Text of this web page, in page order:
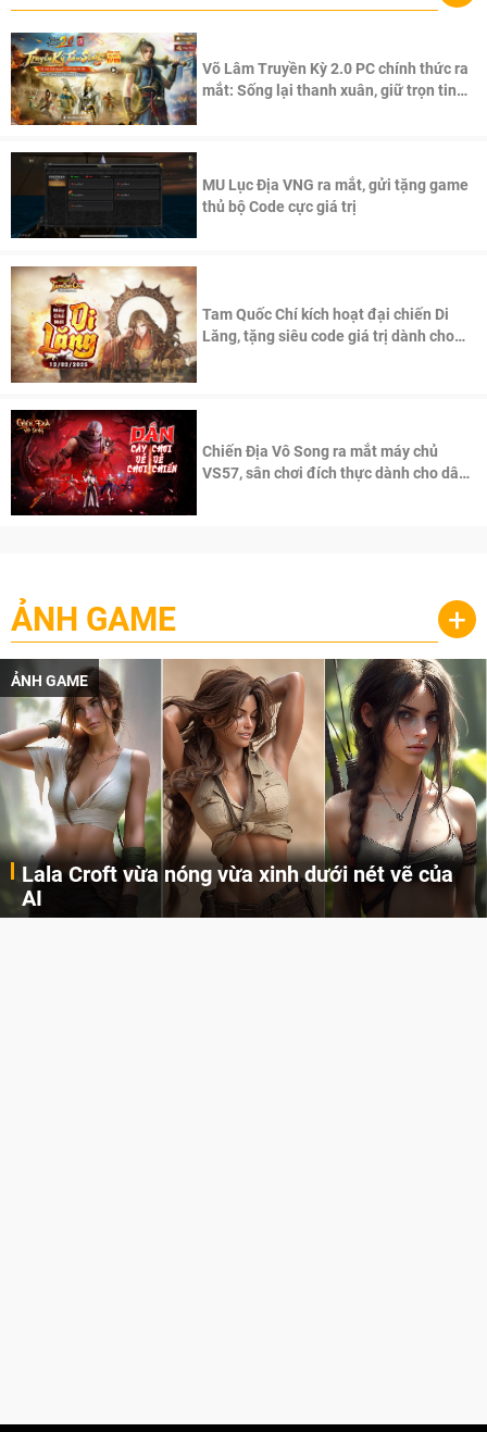
Võ Lâm Truyền Kỳ 2.0 PC chính thức ra
mắt: Sống lại thanh xuân, giữ trọn tinh
MU Lục Địa VNG ra mắt, gửi tặng game
thủ bộ Code cực giá trị
Tam Quốc Chí kích hoạt đại chiến Di
Lăng, tặng siêu code giá trị dành cho
Chiến Địa Vô Song ra mắt máy chủ
VS57, sân chơi đích thực dành cho dân
ẢNH GAME +
ẢNH GAME
Lala Croft vừa nóng vừa xinh dưới nét vẽ của
AI